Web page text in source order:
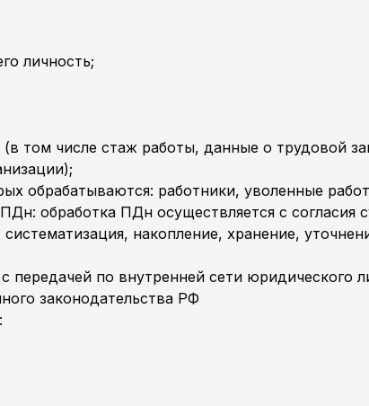
личность;
том числе стаж работы, данные о трудовой
обрабатываются: работники, уволенные
обработка ПДн осуществляется с согласия
накопление, хранение,
передачей по внутренней сети юридического
законодательства РФ